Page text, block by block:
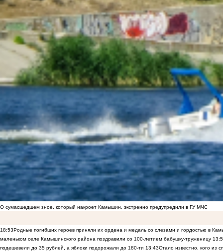
О сумасшедшем зное, который накроет Камышин, экстренно предупредили в ГУ МЧС
18:53Родные погибших героев приняли их ордена и медаль со слезами и гордостью в
маленьком селе Камышинского района поздравили со 100-летием бабушку-труженицу
подешевели до 35 рублей, а яблоки подорожали до 180-ти 13:43Стало известно, кого из